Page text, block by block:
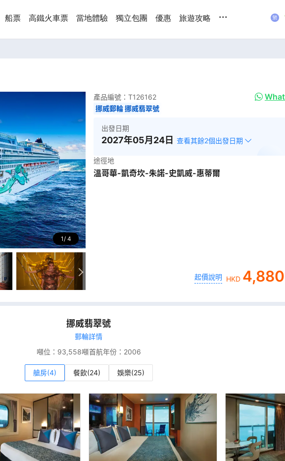
船票 高鐵火車票 當地體驗 獨立包團 優惠 旅遊攻略 ...
1 4
產品編號： T126162
挪威郵輪 挪威翡翠號
出發日期
2027年05月24日 查看其餘2個出發日期
途徑地
溫哥華-凱奇坎-朱諾-史凱威-惠蒂爾
起價說明 HKD 4,880
挪威翡翠號
郵輪詳情
噸位： 93,558噸首航年份： 2006
艙房(4) 餐飲(24) 娛樂(25)